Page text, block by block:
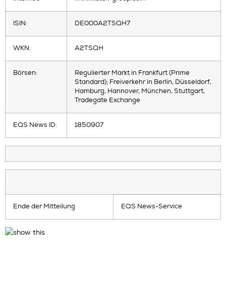
ISIN: DE000A2TSQH7
WKN: A2TSQH
Börsen:
Regulierter Markt in Frankfurt (Prime
Standard); Freiverkehr in Berlin, Düsseldorf,
Hamburg, Hannover, München, Stuttgart,
Tradegate Exchange
EQS News ID: 1850907
Ende der Mitteilung EQS News-Service